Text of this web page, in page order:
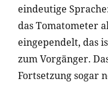
eindeutige
das Tomatometer
eingependelt, das
zum Vorgänger.
Fortsetzung sogar